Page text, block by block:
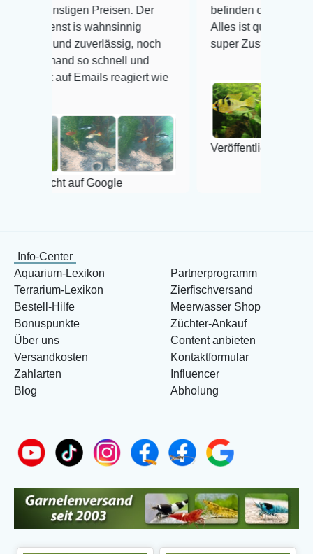
Preisen. Der
is wahnsinnig
und zuverlässig, noch
so schnell und
auf Emails reagiert wie
auf Google
befinden der Fische
Alles ist quick lebendig und im
super Zustand. Gerne wieder
Veröffentlicht auf Google
Info-Center
Aquarium-Lexikon
Terrarium-Lexikon
Bestell-Hilfe
Bonuspunkte
Über uns
Versandkosten
Zahlarten
Blog
Partnerprogramm
Zierfischversand
Meerwasser Shop
Züchter-Ankauf
Content anbieten
Kontaktformular
Influencer
Abholung